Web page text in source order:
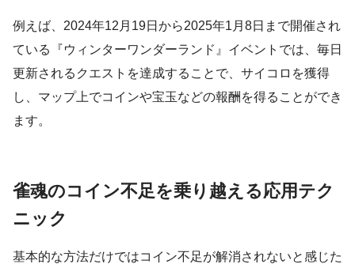
例えば、2024年12月19日から2025年1月8日まで開催され
ている『ウィンターワンダーランド』イベントでは、毎日
更新されるクエストを達成することで、サイコロを獲得
し、マップ上でコインや宝玉などの報酬を得ることができ
ます。
雀魂のコイン不足を乗り越える応用テク
ニック
基本的な方法だけではコイン不足が解消されないと感じた